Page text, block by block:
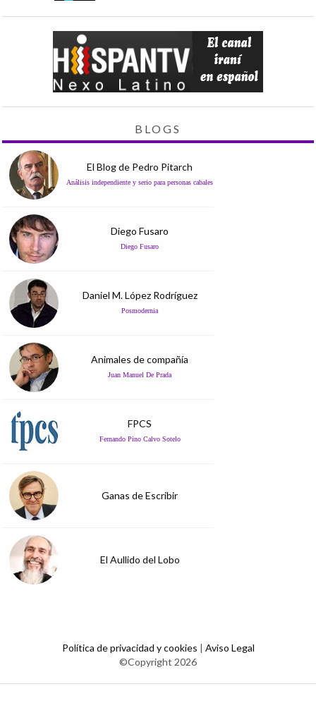
BLOGS
El Blog de Pedro Pitarch
Análisis independiente y serio para personas cabales
Diego Fusaro
Diego Fusaro
Daniel M. López Rodríguez
Posmodernia
Animales de compañía
Juan Manuel De Prada
FPCS
Fernando Pino Calvo Sotelo
Ganas de Escribir
El Aullido del Lobo
Política de privacidad y cookies | Aviso Legal
©Copyright 2026